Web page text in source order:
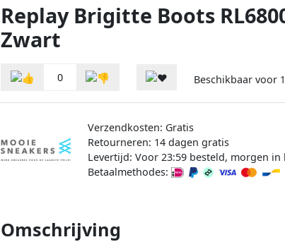
Replay Brigitte Boots
Zwart
0 Beschikbaar voor
Verzendkosten: Gratis
Retourneren: 14 dagen gratis
Levertijd: Voor 23:59 besteld, morgen in
Betaalmethodes:
Omschrijving